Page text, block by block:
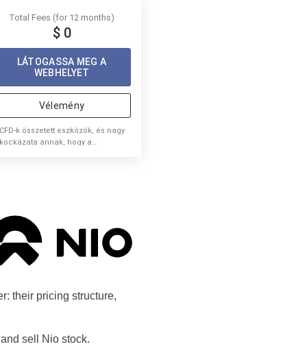
Total Fees (for 12 months)
$ 0
LÁTOGASSA MEG A
WEBHELYET
Vélemény
k összetett eszközök, és nagy
annak, hogy a
their pricing structure,
sell Nio stock.